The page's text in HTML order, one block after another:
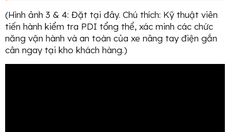
(Hình ảnh 3 & 4: Đặt tại đây. Chú thích: Kỹ thuật viên
tiến hành kiểm tra PDI tổng thể, xác minh các chức
năng vận hành và an toàn của xe nâng tay điện gắn
cân ngay tại kho khách hàng.)